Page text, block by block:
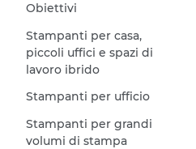
Obiettivi
Stampanti per casa,
piccoli uffici e spazi di
lavoro ibrido
Stampanti per ufficio
Stampanti per grandi
volumi di stampa